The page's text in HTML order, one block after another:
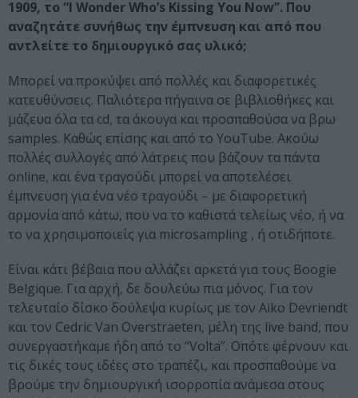
1909, το “I Wonder Who’s Kissing You Now”. Που
αναζητάτε συνήθως την έμπνευση και από που
αντλείτε το δημιουργικό σας υλικό;
Μπορεί να προκύψει από πολλές και διαφορετικές
κατευθύνσεις. Παλιότερα πήγαινα σε βιβλιοθήκες και
μάζευα όλα τα cd, τα άκουγα και προσπαθούσα να βρω
samples. Καθώς επίσης και από το YouTube. Ακούω
πολλές συλλογές από λάτρεις που βάζουν τα πάντα
online, και ένα τραγούδι μπορεί να αποτελέσει
έμπνευση για ένα νέο τραγούδι – με διαφορετική
αρμονία από κάτω, που να το καθιστά τελείως νέο, ή να
το να χρησιμοποιείς για microsampling , ή οτιδήποτε.
Είναι κάτι βέβαια που αλλάζει αρκετά για τους Boogie
Belgique. Για αρχή, δε δουλεύω πια μόνος. Για τον
τελευταίο δίσκο δούλεψα κυρίως με τον Aiko Devriendt
και τον Cedric Van Overstraeten, μέλη της live band, που
συνεργαστήκαμε ήδη από το “Volta”. Οπότε φέρνουν και
τις δικές τους ιδέες στο τραπέζι, και προσπαθούμε να
βρούμε την δημιουργική ισορροπία ανάμεσα στους